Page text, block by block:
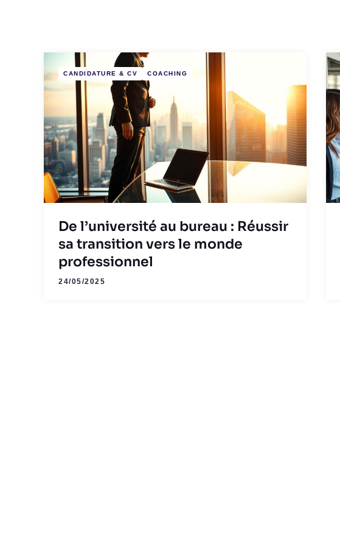
CANDIDATURE & CV COACHING
De l’université au bureau : Réussir
sa transition vers le monde
professionnel
24/05/2025